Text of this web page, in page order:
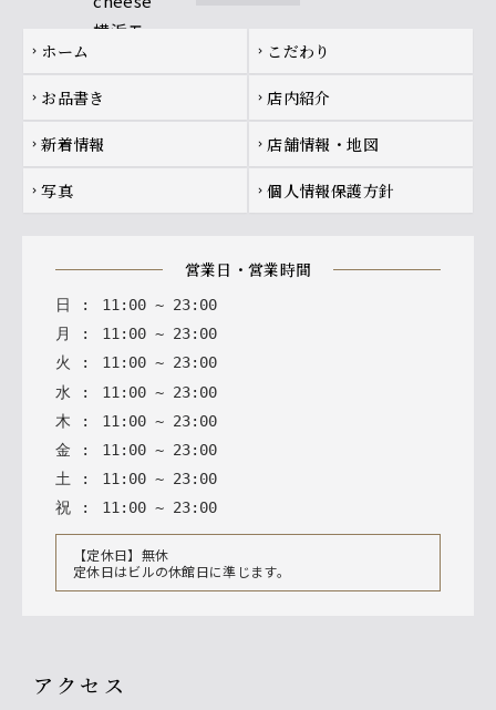
Footer navigation
chevron_right ホーム chevron_right こだわり
chevron_right お品書き chevron_right 店内紹介
chevron_right 新着情報 chevron_right 店舗情報・地図
chevron_right 写真 chevron_right 個人情報保護方針
営業日・営業時間
日 : 11 : 00 ~ 23: 00
月
: 11: 00 ~ 23: 00
火
: 11: 00 ~ 23: 00
水 : 11 : 00 ~ 23: 00
木 : 11 : 00 ~ 23: 00
金 : 11 : 00 ~ 23: 00
土 : 11 : 00 ~ 23: 00
祝 : 11 : 00 ~ 23: 00
【定休日】無休
定休日はビルの休館日に準じます。
アクセス